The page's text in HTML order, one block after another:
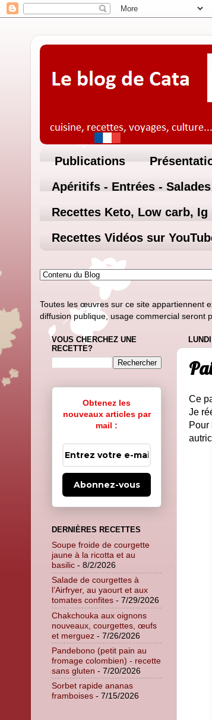
Publications
Apéritifs - Entrées - Salades
Recettes Keto, Low carb,
Recettes Vidéos sur
Toutes les œuvres sur ce site appartiennent
diffusion publique, usage commercial seront
Ce
Je
Pour
VOUS CHERCHEZ UNE
RECETTE?
Obtenez les
nouveaux articles par
mail :
Abonnez-vous
DERNIÈRES RECETTES
Soupe froide de courgette
jaune à la ricotta et au
basilic - 8/2/2026
Salade de courgettes à
l’Airfryer, au yaourt et aux
tomates confites - 7/29/2026
Chakchouka aux oignons
nouveaux, courgettes, œufs
et merguez - 7/26/2026
Pandebono (petit pain au
fromage colombien) - recette
sans gluten - 7/20/2026
Sorbet rapide ananas
framboises - 7/15/2026